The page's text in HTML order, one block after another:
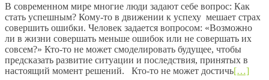
В современном мире многие люди задают себе вопрос: Как
стать успешным? Кому-то в движении к успеху мешает страх
совершить ошибки. Человек задается вопросом: «Возможно
ли в жизни совершать меньше ошибок или не совершать их
совсем?» Кто-то не может смоделировать будущее, чтобы
предсказать развитие ситуации и последствия, принятых в
настоящий момент решений. Кто-то не может достичь[…]